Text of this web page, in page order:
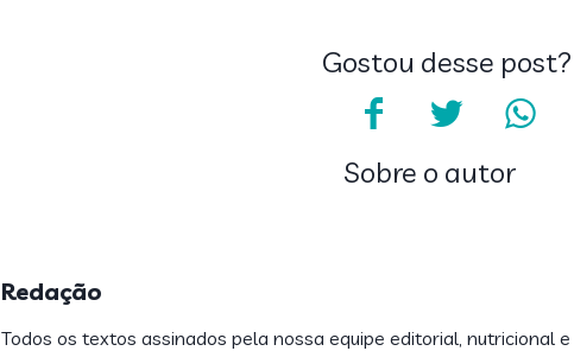
Gostou desse post?
Sobre o autor
Redação
Todos os textos assinados pela nossa equipe editorial, nutricional